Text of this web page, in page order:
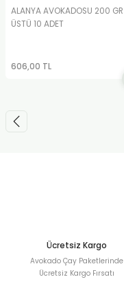
ALANYA AVOKADOSU 200 GR
ÜSTÜ 10 ADET
606,00 TL
Ücretsiz Kargo
Avokado Çay Paketlerinde
Ücretsiz Kargo Fırsatı